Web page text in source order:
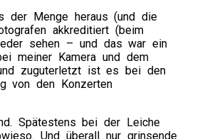
der Menge heraus (und die
akkreditiert (beim
sehen – und das war ein
meiner Kamera und dem
zuguterletzt ist es bei den
von den Konzerten
Spätestens bei der Leiche
Und überall nur grinsende